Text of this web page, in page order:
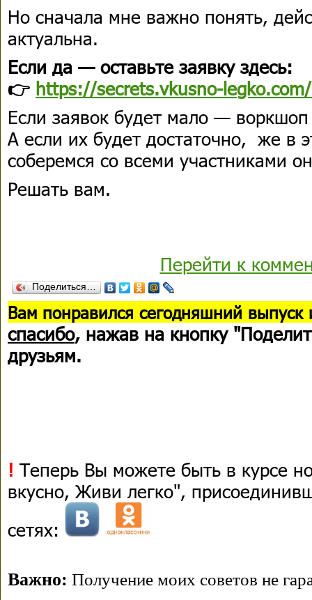
Но сначала мне важно понять,
актуальна.
Если да — оставьте заявку здесь:
👉 https://secrets.vkusno-
Если заявок будет мало — воркшоп
А если их будет достаточно, же в
соберемся со всеми участниками
Решать вам.
Перейти к
Поделиться…
Вам понравился сегодняшний выпуск
спасибо, нажав на кнопку
друзьям.
! Теперь Вы можете быть в курсе
вкусно, Живи легко",
сетях:
Важно: Получение моих советов не